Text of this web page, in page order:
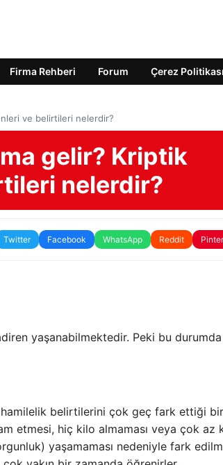
Firma Rehberi Forum Çerez Politikası
ve belirtileri nelerdir?
gelir? Kriptik
nelerdir?
Twitter Facebook WhatsApp Reddit
yaşanabilmektedir. Peki bu
hamilelik belirtilerini çok geç fark ettiği bir
etmesi, hiç kilo almaması veya çok az
yaşamaması nedeniyle fark